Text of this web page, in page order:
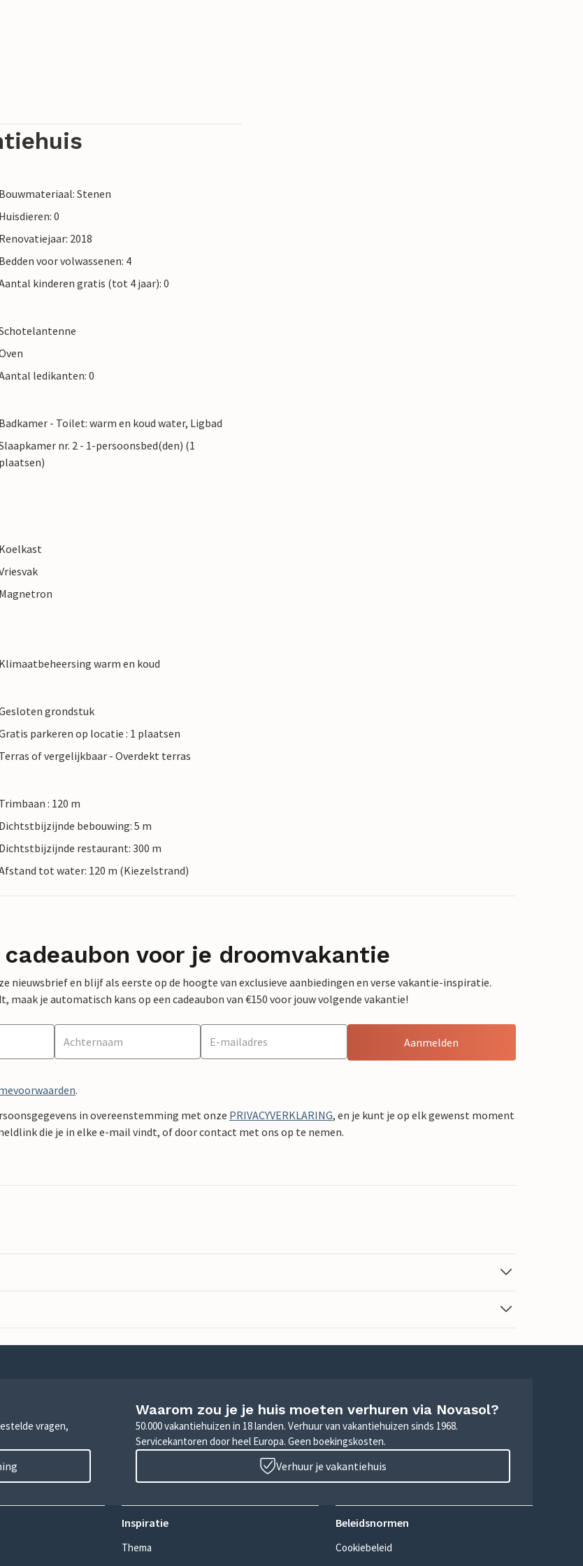
Bouwmateriaal: Stenen
Huisdieren: 0
Renovatiejaar: 2018
Bedden voor volwassenen: 4
kinderen gratis (tot 4 jaar): 0
ledikanten: 0
Badkamer - Toilet: warm en koud water, Ligbad
nr. 2 - 1-persoonsbed(den) (1
plaatsen)
Koelkast
Magnetron
Klimaatbeheersing warm en koud
grondstuk
parkeren op locatie : 1 plaatsen
Terras of vergelijkbaar - Overdekt terras
Trimbaan : 120 m
Dichtstbijzijnde bebouwing: 5 m
Dichtstbijzijnde restaurant: 300 m
tot water: 120 m (Kiezelstrand)
cadeaubon voor je droomvakantie
nieuwsbrief en blijf als eerste op de hoogte van exclusieve aanbiedingen en verse vakantie-inspiratie.
maak je automatisch kans op een cadeaubon van €150 voor jouw volgende vakantie!
Aanmelden
.
in overeenstemming met onze PRIVACYVERKLARING, en je kunt je op elk gewenst moment
die je in elke e-mail vindt, of door contact met ons op te nemen.
vragen,
Waarom zou je je huis moeten verhuren via Novasol?
50.000 vakantiehuizen in 18 landen. Verhuur van vakantiehuizen sinds 1968.
Servicekantoren door heel Europa. Geen boekingskosten.
Verhuur je vakantiehuis
Inspiratie
Thema
Beleidsnormen
Cookiebeleid